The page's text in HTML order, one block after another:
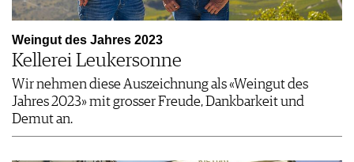
Weingut des Jahres 2023
Kellerei Leukersonne
Wir nehmen diese Auszeichnung als «Weingut des
Jahres 2023» mit grosser Freude, Dankbarkeit und
Demut an.